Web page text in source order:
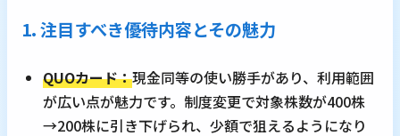
1. 注目すべき優待内容とその魅力
QUOカード：現金同等の使い勝手があり、利用範囲
が広い点が魅力です。制度変更で対象株数が400株
→200株に引き下げられ、少額で狙えるようになり